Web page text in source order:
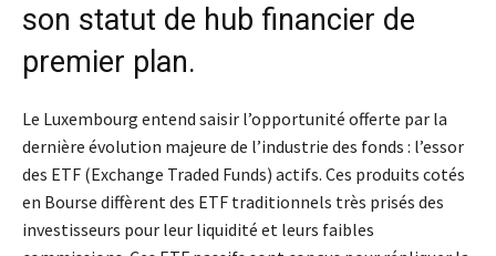
son statut de hub financier de
premier plan.
Le Luxembourg entend saisir l’opportunité offerte par la
dernière évolution majeure de l’industrie des fonds : l’essor
des ETF (Exchange Traded Funds) actifs. Ces produits cotés
en Bourse diffèrent des ETF traditionnels très prisés des
investisseurs pour leur liquidité et leurs faibles